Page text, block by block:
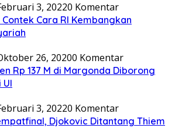
3, 20220 Komentar
Cara RI Kembangkan
26, 20200 Komentar
Rp 137 M di Margonda Diborong
UI
3, 20220 Komentar
Djokovic Ditantang Thiem